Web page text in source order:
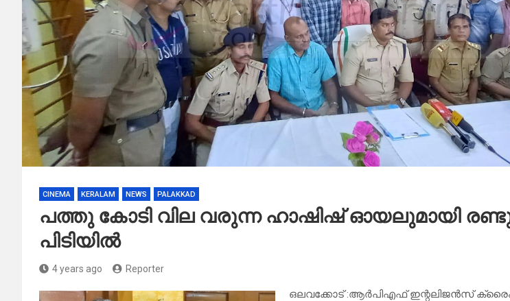
CINEMA KERALAM NEWS PALAKKAD
പത്തു കോടി വില വരുന്ന ഹാഷിഷ് ഓയലുമായി
പിടിയിൽ
4 years ago Reporter
ഒലവക്കോട് :ആർപിഎഫ് ഇന്റലിജൻസ്